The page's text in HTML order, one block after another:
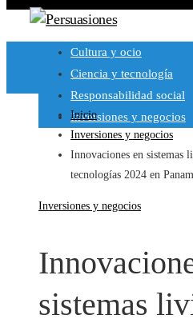
Cultura y ocio
Ciencia y tecnología
Responsabilidad social
Inversiones y negocios
Inicio
Inversiones y negocios
Innovaciones en sistemas
tecnologías 2024 en
Inversiones y negocios
sistemas